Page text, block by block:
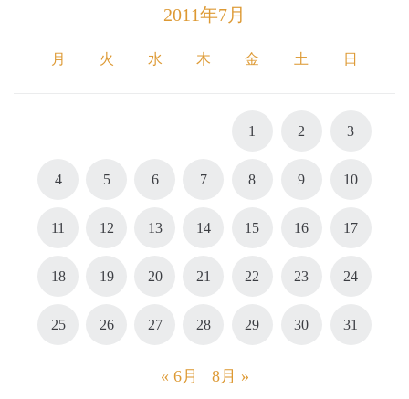
2011年7月
月 火 水 木 金 土 日
1 2 3
4 5 6 7 8 9 10
11 12 13 14 15 16 17
18 19 20 21 22 23 24
25 26 27 28 29 30 31
« 6月 8月 »